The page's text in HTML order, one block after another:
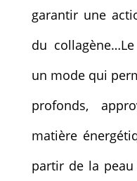
garantir une
du
un mode qui
profonds,
matière
partir de la